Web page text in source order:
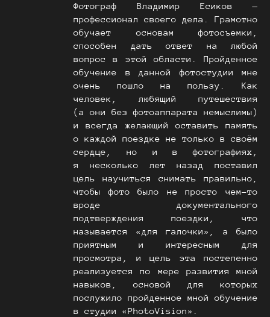
Фотограф Владимир Есиков —
профессионал своего дела. Грамотно
обучает основам фотосъемки,
способен дать ответ на любой
вопрос в этой области. Пройденное
обучение в данной фотостудии мне
очень пошло на пользу. Как
человек, любящий путешествия
(а они без фотоаппарата немыслимы)
и всегда желающий оставить память
о каждой поездке не только в своём
сердце, но и в фотографиях,
я несколько лет назад поставил
цель научиться снимать правильно,
чтобы фото было не просто чем-то
вроде документального
подтверждения поездки, что
называется «для галочки», а было
приятным и интересным для
просмотра, и цель эта постепенно
реализуется по мере развития мной
навыков, основой для которых
послужило пройденное мной обучение
в студии «PhotoVision».